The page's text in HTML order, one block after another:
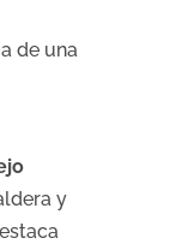
de una
y